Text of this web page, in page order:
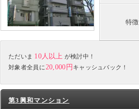
特徴
ただいま 10人以上 が検討中！
対象者全員に20,000円 キャッシュバック！
第3興和マンション